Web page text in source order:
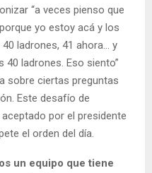
“a veces pienso que
yo estoy acá y los
ladrones, 41 ahora… y
40 ladrones. Eso siento”
sobre ciertas preguntas
Este desafío de
por el presidente
el orden del día.
un equipo que tiene